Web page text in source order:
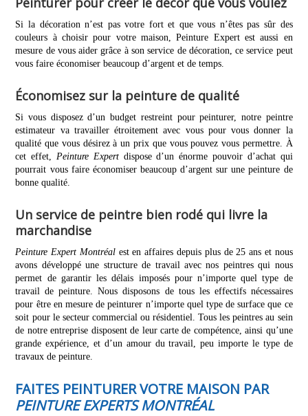
Si la décoration n’est pas votre fort et que vous n’êtes pas sûr des
couleurs à choisir pour votre maison, Peinture Expert est aussi en
mesure de vous aider grâce à son service de décoration, ce service peut
vous faire économiser beaucoup d’argent et de temps.
Économisez sur la peinture de qualité
Si vous disposez d’un budget restreint pour peinturer, notre peintre
estimateur va travailler étroitement avec vous pour vous donner la
qualité que vous désirez à un prix que vous pouvez vous permettre. À
cet effet, Peinture Expertdispose d’un énorme pouvoir d’achat qui
pourrait vous faire économiser beaucoup d’argent sur une peinture de
bonne qualité.
Un service de peintre bien rodé qui livre la
marchandise
Peinture Expert Montréalest en affaires depuis plus de 25 ans et nous
avons développé une structure de travail avec nos peintres qui nous
permet de garantir les délais imposés pour n’importe quel type de
travail de peinture. Nous disposons de tous les effectifs nécessaires
pour être en mesure de peinturer n’importe quel type de surface que ce
soit pour le secteur commercial ou résidentiel. Tous les peintres au sein
de notre entreprise disposent de leur carte de compétence, ainsi qu’une
grande expérience, et d’un amour du travail, peu importe le type de
travaux de peinture.
FAITES PEINTURER VOTRE MAISON PAR
PEINTURE EXPERTS MONTRÉAL